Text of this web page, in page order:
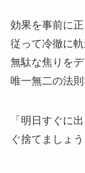
効果を事前に
従って冷徹に
無駄な焦りを
唯一無二の法則
「明日すぐに
ぐ捨てましょう